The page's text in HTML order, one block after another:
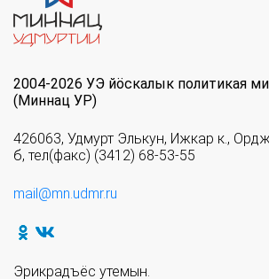
2004-2026 УЭ йöскалык политикая
(Миннац УР)
426063, Удмурт Элькун, Ижкар к.,
б, тел(факс) (3412) 68-53-55
mail@mn.udmr.ru
Эрикрадъёс утемын.